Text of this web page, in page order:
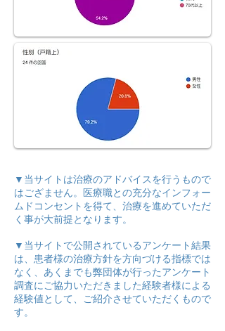
▼当サイトは治療のアドバイスを行うもので
はござません。医療職との充分なインフォー
ムドコンセントを得て、治療を進めていただ
く事が大前提となります。
▼当サイトで公開されているアンケート結果
は、患者様の治療方針を方向づける指標では
なく、あくまでも弊団体が行ったアンケート
調査にご協力いただきました経験者様による
経験値として、ご紹介させていただくもので
す。